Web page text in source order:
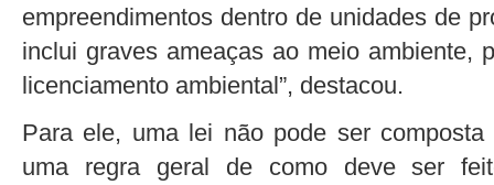
empreendimentos dentro de unidades de
inclui graves ameaças ao meio ambiente,
licenciamento ambiental”, destacou.
Para ele, uma lei não pode ser
uma regra geral de como deve ser